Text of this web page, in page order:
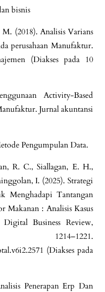
bisnis
(2018). Analisis Varians
perusahaan Manufaktur.
(Diakses pada 10
Activity-Based
Jurnal akuntansi
Pengumpulan Data.
R. C., Siallagan, E. H.,
I. (2025). Strategi
Menghadapi Tantangan
Makanan : Analisis Kasus
Business Review,
(Diakses pada
Penerapan Erp Dan